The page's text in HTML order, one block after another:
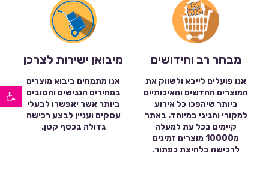
פתח סרגל נגישות
מבחר רב וחידושים
אנו פועלים לייבא ולשווק את
המוצרים החדשים והאיכותיים
ביותר שיהפכו כל אירוע
למקורי וחגיגי במיוחד. באתר
קיימים בכל עת למעלה
מ10000 מוצרים זמינים
לרכישה בלחיצת כפתור.
מיבואן ישירות לצרכן
אנו מתמחים ביבוא מוצרים
במחירים הנגישים והטובים
ביותר אשר יאפשרו לבעלי
עסקים ועניין לבצע רכישה
גדולה בכסף קטן.